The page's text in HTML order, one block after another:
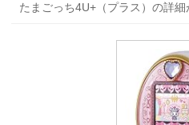
たまごっち4U+（プラス）の詳細